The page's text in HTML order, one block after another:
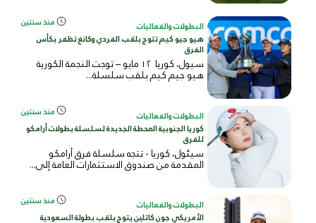
البطولات والفعاليات منذ سنتين
هيو جيو كيم تتوج بلقب الفردي وكانغ تظفر بكأس
الفرق
سيول، كوريا ١٢ مايو – توجت النجمة الكورية
هيو جيم كيم بلقب سلسلة...
البطولات والفعاليات منذ سنتين
كوريا الجنوبية المحطة الجديدة لسلسلة بطولات أرامكو
للفرق
سيئول، كوريا - تتجه سلسلة فرق أرامكو
المقدمة من صندوق الاستثمارات العامة إلى...
البطولات والفعاليات منذ سنتين
الأمريكي جون كاتلين يتوج بلقب بطولة السعودية